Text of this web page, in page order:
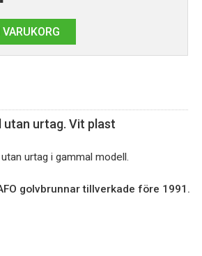
VARUKORG
utan urtag. Vit plast
urtag i gammal modell.
golvbrunnar tillverkade före 1991.